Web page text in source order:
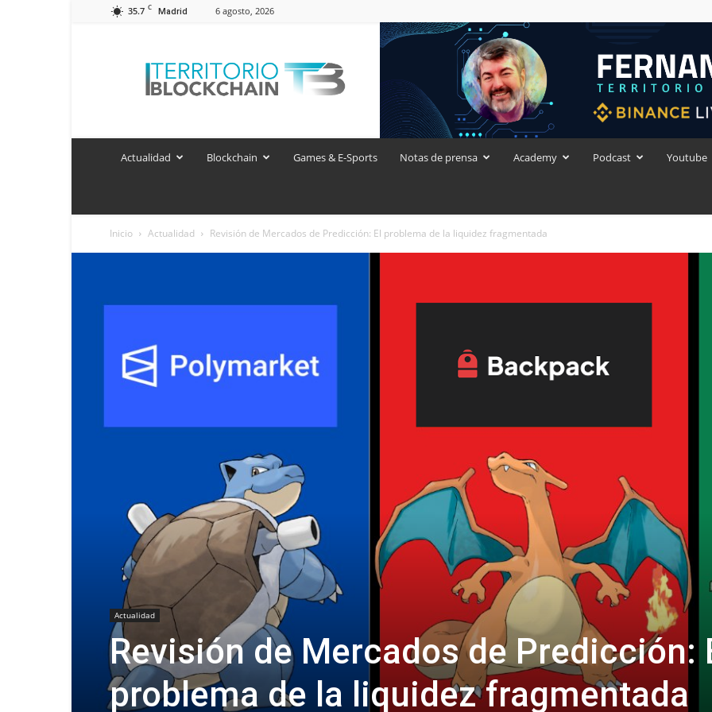
35.7 C Madrid 6 agosto, 2026
Blockchain
Actualidad Blockchain Games & E-Sports Notas de prensa Academy Podcast Youtube
Inicio Actualidad Revisión de Mercados de Predicción: El problema de la liquidez fragmentada
Actualidad
Revisión de Mercados de Predicción:
problema de la liquidez fragmentada